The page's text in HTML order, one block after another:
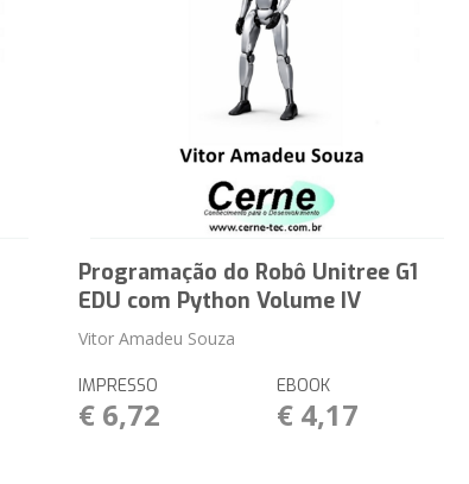
Programação do Robô Unitree G1
EDU com Python Volume IV
Vitor Amadeu Souza
IMPRESSO
€ 6,72
EBOOK
€ 4,17